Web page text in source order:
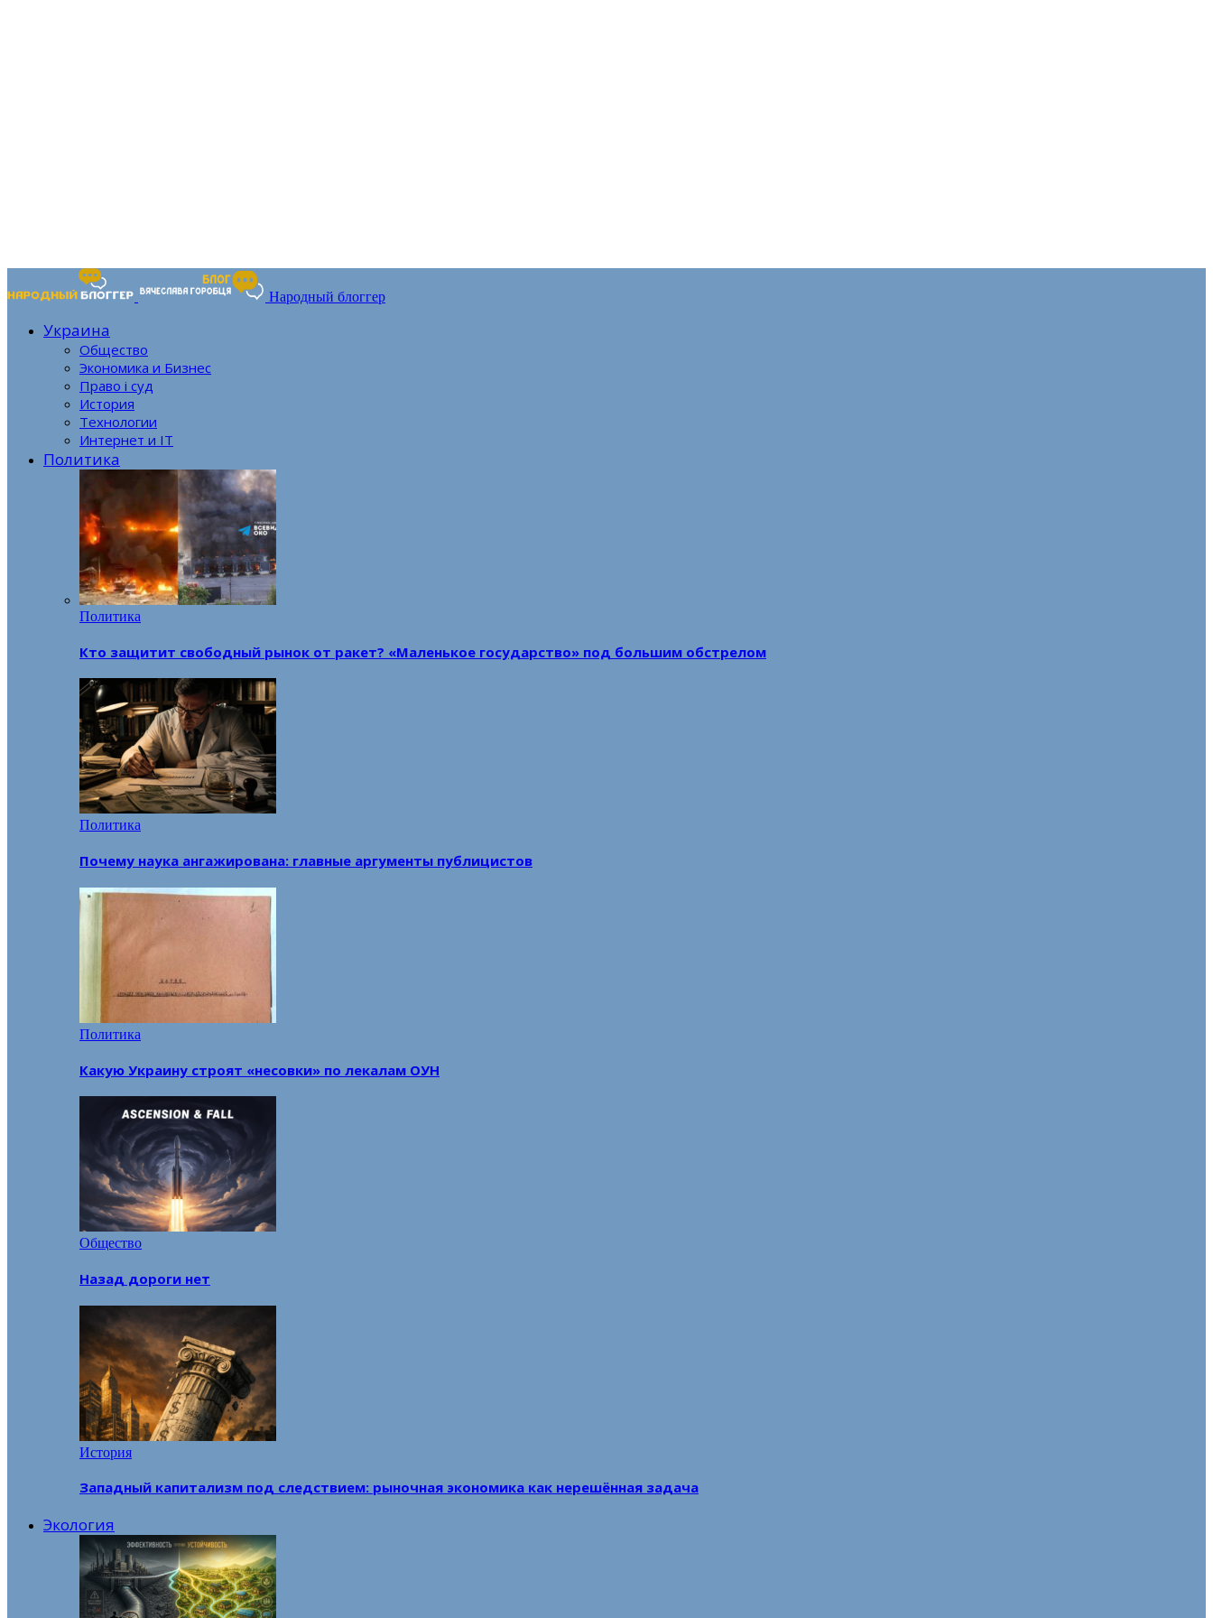
Народный блоггер
Украина
Общество
Экономика и Бизнес
Право і суд
История
Технологии
Интернет и IT
Политика
Политика
Кто защитит свободный рынок от ракет? «Маленькое государство» под большим обстрелом
Политика
Почему наука ангажирована: главные аргументы публицистов
Политика
Какую Украину строят «несовки» по лекалам ОУН
Общество
Назад дороги нет
История
Западный капитализм под следствием: рыночная экономика как нерешённая задача
Экология